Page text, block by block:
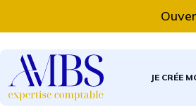
Ouvert
JE CRÉE